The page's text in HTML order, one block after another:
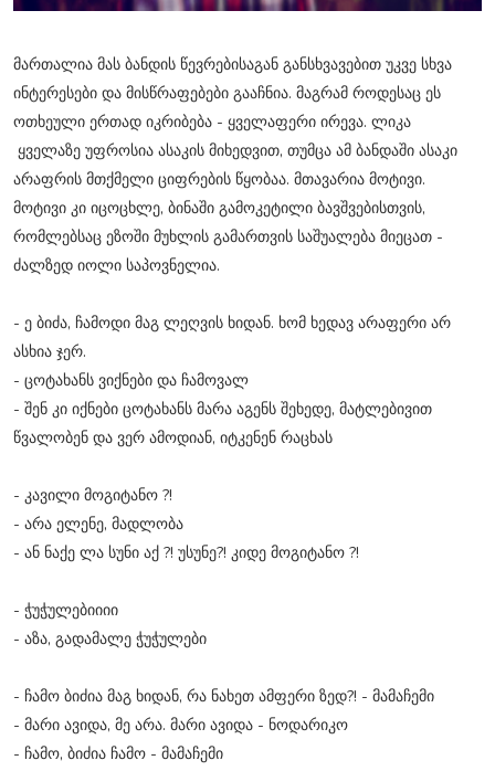
მართალია მას ბანდის წევრებისაგან განსხვავებით უკვე სხვა
ინტერესები და მისწრაფებები გააჩნია. მაგრამ როდესაც ეს
ოთხეული ერთად იკრიბება - ყველაფერი ირევა. ლიკა
ყველაზე უფროსია ასაკის მიხედვით, თუმცა ამ ბანდაში ასაკი
არაფრის მთქმელი ციფრების წყობაა. მთავარია მოტივი.
მოტივი კი იცოცხლე, ბინაში გამოკეტილი ბავშვებისთვის,
რომლებსაც ეზოში მუხლის გამართვის საშუალება მიეცათ -
ძალზედ იოლი საპოვნელია.
- ე ბიძა, ჩამოდი მაგ ლეღვის ხიდან. ხომ ხედავ არაფერი არ
ასხია ჯერ.
- ცოტახანს ვიქნები და ჩამოვალ
- შენ კი იქნები ცოტახანს მარა აგენს შეხედე, მატლებივით
წვალობენ და ვერ ამოდიან, იტკენენ რაცხას
- კავილი მოგიტანო ?!
- არა ელენე, მადლობა
- ან ნაქე ლა სუნი აქ ?! უსუნე?! კიდე მოგიტანო ?!
- ჭუჭულებიიიი
- აზა, გადამალე ჭუჭულები
- ჩამო ბიძია მაგ ხიდან, რა ნახეთ ამფერი ზედ?! - მამაჩემი
- მარი ავიდა, მე არა. მარი ავიდა - ნოდარიკო
- ჩამო, ბიძია ჩამო - მამაჩემი